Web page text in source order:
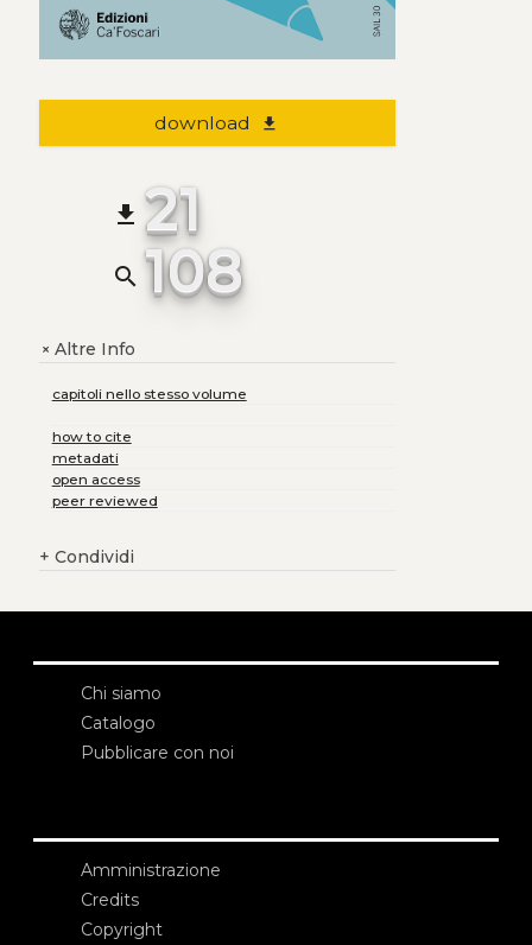
download file_download
file_download 21
search 108
+Altre Info
capitoli nello stesso volume
how to cite
metadati
open access
peer reviewed
+ Condividi
Chi siamo
Catalogo
Pubblicare con noi
Amministrazione
Credits
Copyright